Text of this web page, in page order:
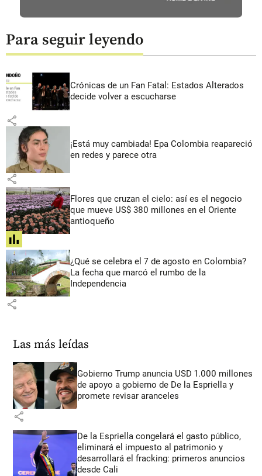
Para seguir leyendo
Crónicas de un Fan Fatal: Estados Alterados
decide volver a escucharse
share
¡Está muy cambiada! Epa Colombia reapareció
en redes y parece otra
share
Flores que cruzan el cielo: así es el negocio
que mueve US$ 380 millones en el Oriente
antioqueño
share
¿Qué se celebra el 7 de agosto en Colombia?
La fecha que marcó el rumbo de la
Independencia
share
Las más leídas
Gobierno Trump anuncia USD 1.000 millones
de apoyo a gobierno de De la Espriella y
promete revisar aranceles
share
De la Espriella congelará el gasto público,
eliminará el impuesto al patrimonio y
desarrollará el fracking: primeros anuncios
desde Cali